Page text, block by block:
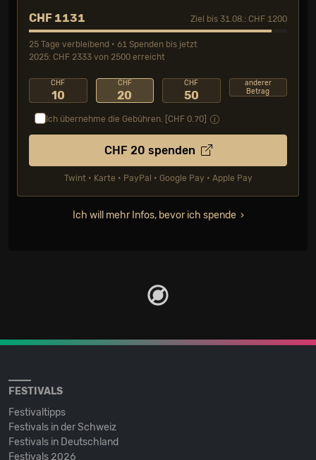
CHF 1131 Ziel bis 31.08.: CHF 1200
25 Tage verbleibend • 61 Spenden bis jetzt
2025: CHF 2333 von 2500 erreicht
CHF
10
CHF
20
CHF
50
anderer
Betrag
Ich übernehme die Gebühren. [CHF 0.70
CHF 20 spenden
Twint • Karte • PayPal • Google Pay • Apple Pay
Ich will mehr Infos, bevor ich spende
FESTIVALS
Festivaltipps
Festivals in der Schweiz
Festivals in Deutschland
Festivals 2026